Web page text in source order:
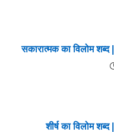
सकारात्मक का विलोम
शीर्ष का विलोम